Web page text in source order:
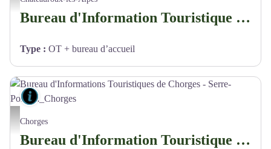
Bureau d'Information Touristique de Châteauroux-les-Alpes - Serre-Ponçon
Type : OT + bureau d’accueil
Bureau d'Informations Touristiques de Chorges - Serre-Ponçon_Chorges
Lieux de renseignement
Chorges
Bureau d'Information Touristique de Chorges - Serre-Ponçon